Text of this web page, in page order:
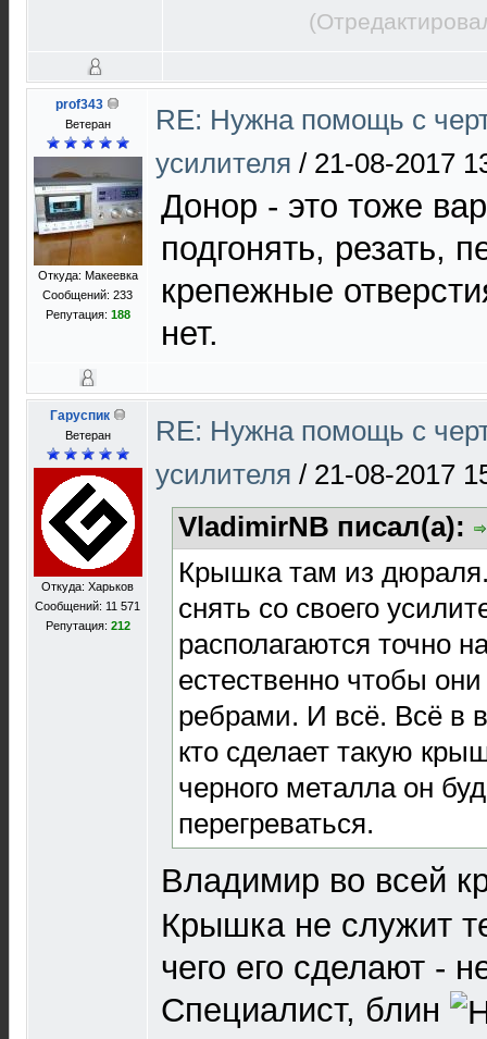
prof343
Ветеран
Откуда: Макеевка
Сообщений: 233
Репутация: 188
RE: Нужна помощь с
усилителя / 21-08-2017
Донор - это тоже
подгонять, резать,
крепежные
нет.
Гаруспик
Ветеран
Откуда: Харьков
Сообщений: 11 571
Репутация: 212
RE: Нужна помощь с
усилителя / 21-08-2017
VladimirNB писал(а):
Крышка там из
снять со своего
располагаются точно
естественно чтобы
ребрами. И всё. Всё в
кто сделает такую
черного металла он
перегреваться.
Владимир во всей
Крышка не служит
чего его сделают -
Специалист, блин